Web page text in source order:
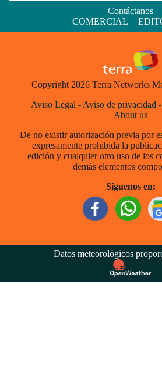
Contáctanos
COMERCIAL |
Copyright 2026 Terra Networks
Aviso Legal - Aviso de privacidad -
About us
De no existir autorización previa por
expresamente prohibida la
edición y cualquier otro uso de los
demás elementos
Síguenos en:
Datos meteorológicos